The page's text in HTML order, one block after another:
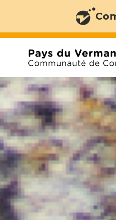
Aller au menu Aller
Communauté de